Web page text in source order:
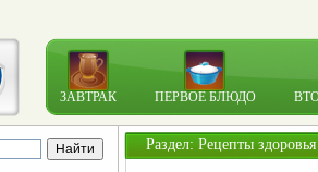
ЗАВТРАК ПЕРВОЕ БЛЮДО
Раздел: Рецепты